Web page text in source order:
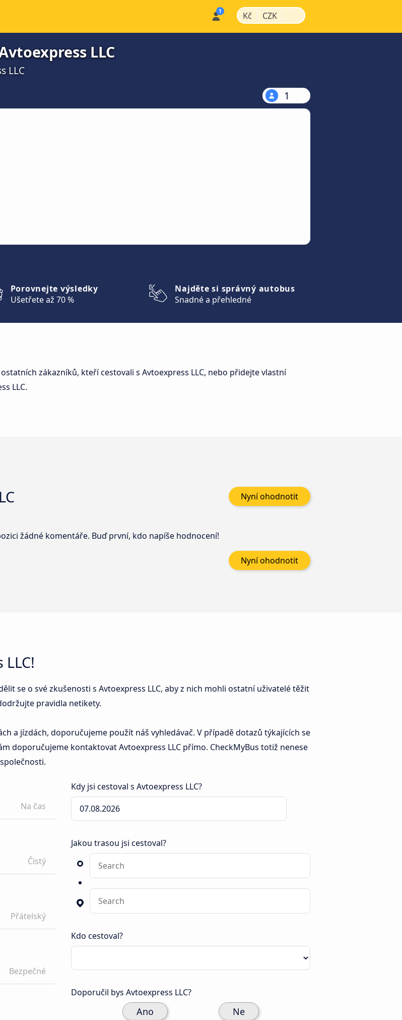
Kč | CZK |
LLC
LLC
1
Porovnejte výsledky
Ušetřete až 70 %
Najděte si správný autobus
Snadné a přehledné
zákazníků, kteří cestovali s Avtoexpress LLC, nebo přidejte vlastní
LLC.
Nyní ohodnotit
žádné komentáře. Buď první, kdo napíše hodnocení!
Nyní ohodnotit
se o své zkušenosti s Avtoexpress LLC, aby z nich mohli ostatní uživatelé těžit
pravidla netikety.
a jízdách, doporučujeme použít náš vyhledávač. V případě dotazů týkajících se
doporučujeme kontaktovat Avtoexpress LLC přímo. CheckMyBus totiž nenese
Na čas
Čistý
Přátelský
Bezpečné
Kdy jsi cestoval s Avtoexpress LLC?
Jakou trasou jsi cestoval?
Kdo cestoval?
Doporučil bys Avtoexpress LLC?
Ano Ne